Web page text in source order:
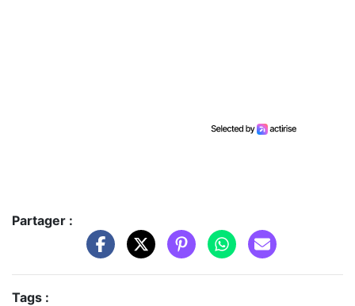
Partager :
Tags :